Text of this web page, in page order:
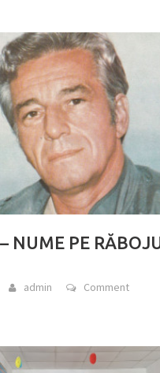
NUME PE
admin Comment